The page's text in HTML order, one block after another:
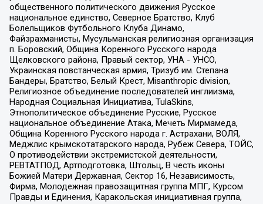
общественного политического движения Русское
национальное единство, Северное Братство, Клуб
Болельщиков Футбольного Клуба Динамо,
Файзрахманисты, Мусульманская религиозная организация
п. Боровский, Община Коренного Русского народа
Щелковского района, Правый сектор, УНА - УНСО,
Украинская повстанческая армия, Тризуб им. Степана
Бандеры, Братство, Белый Крест, Misanthropic division,
Религиозное объединение последователей инглиизма,
Народная Социальная Инициатива, TulaSkins,
Этнополитическое объединение Русские, Русское
национальное объединение Атака, Мечеть Мирмамеда,
Община Коренного Русского народа г. Астрахани, ВОЛЯ,
Меджлис крымскотатарского народа, Рубеж Севера, ТОЙС,
О противодействии экстремистской деятельности,
РЕВТАТПОД, Артподготовка, Штольц, В честь иконы
Божией Матери Державная, Сектор 16, Независимость,
Фирма, Молодежная правозащитная группа МПГ, Курсом
Правды и Единения, Каракольская инициативная группа,